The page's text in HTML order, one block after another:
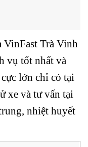
Trà Vinh
vụ tốt nhất và
lớn chỉ có tại
xe và tư vấn tại
nhiệt huyết